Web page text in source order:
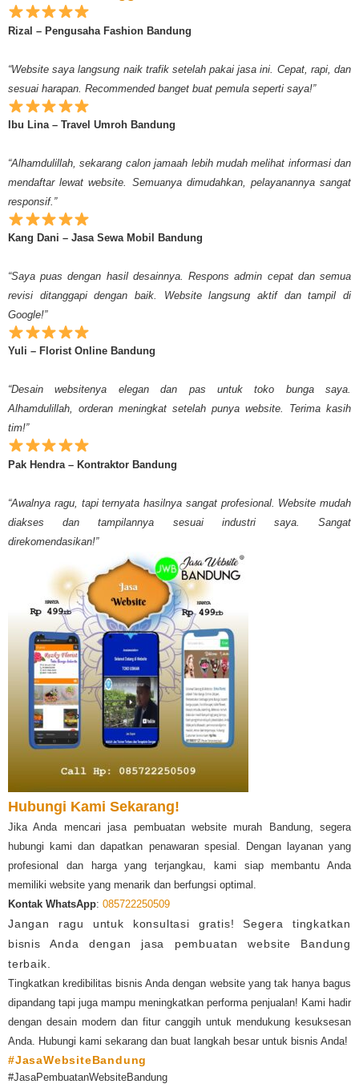
Rizal – Pengusaha Fashion Bandung
“Website saya langsung naik trafik setelah pakai jasa ini. Cepat, rapi, dan
sesuai harapan. Recommended banget buat pemula seperti saya!”
Ibu Lina – Travel Umroh Bandung
“Alhamdulillah, sekarang calon jamaah lebih mudah melihat informasi dan
mendaftar lewat website. Semuanya dimudahkan, pelayanannya sangat
responsif.”
Kang Dani – Jasa Sewa Mobil Bandung
“Saya puas dengan hasil desainnya. Respons admin cepat dan semua
revisi ditanggapi dengan baik. Website langsung aktif dan tampil di
Google!”
Yuli – Florist Online Bandung
“Desain websitenya elegan dan pas untuk toko bunga saya.
Alhamdulillah, orderan meningkat setelah punya website. Terima kasih
tim!”
Pak Hendra – Kontraktor Bandung
“Awalnya ragu, tapi ternyata hasilnya sangat profesional. Website mudah
diakses dan tampilannya sesuai industri saya. Sangat
direkomendasikan!”
Hubungi Kami Sekarang!
Jika Anda mencari jasa pembuatan website murah Bandung, segera
hubungi kami dan dapatkan penawaran spesial. Dengan layanan yang
profesional dan harga yang terjangkau, kami siap membantu Anda
memiliki website yang menarik dan berfungsi optimal.
Kontak WhatsApp: 085722250509
Jangan ragu untuk konsultasi gratis! Segera tingkatkan
bisnis Anda dengan jasa pembuatan website Bandung
terbaik.
Tingkatkan kredibilitas bisnis Anda dengan website yang tak hanya bagus
dipandang tapi juga mampu meningkatkan performa penjualan! Kami hadir
dengan desain modern dan fitur canggih untuk mendukung kesuksesan
Anda. Hubungi kami sekarang dan buat langkah besar untuk bisnis Anda!
#JasaWebsiteBandung
#JasaPembuatanWebsiteBandung